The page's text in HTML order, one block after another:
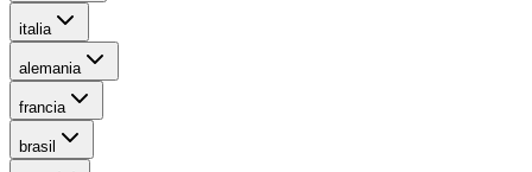
italia
alemania
francia
brasil